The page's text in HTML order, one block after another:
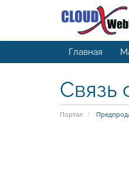
Главная
Связь
Портал